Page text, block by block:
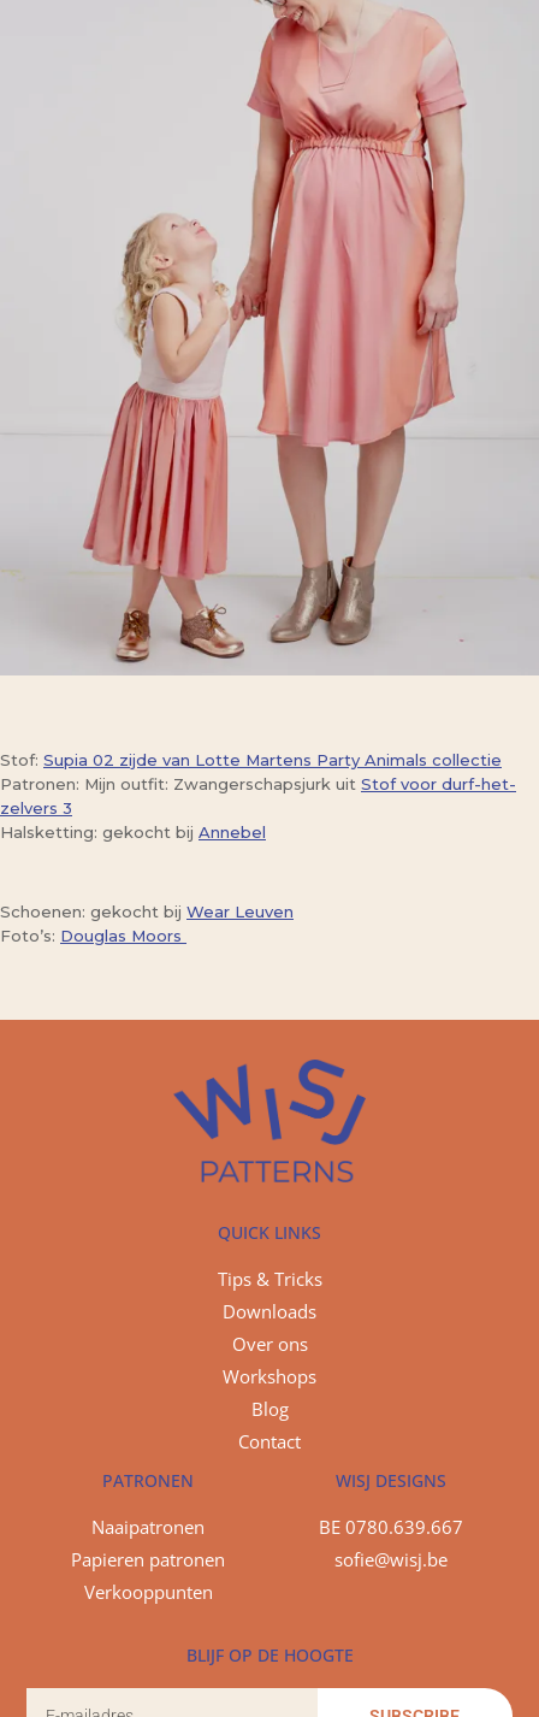
Stof: Supia 02 zijde van Lotte Martens Party Animals collectie
Patronen: Mijn outfit: Zwangerschapsjurk uit Stof voor durf-het-
zelvers 3
Halsketting: gekocht bij Annebel
Schoenen: gekocht bij Wear Leuven
Foto’s: Douglas Moors
QUICK LINKS
Tips & Tricks
Downloads
Over ons
Workshops
Blog
Contact
PATRONEN
Naaipatronen
Papieren patronen
Verkooppunten
WISJ DESIGNS
BE 0780.639.667
sofie@wisj.be
BLIJF OP DE HOOGTE